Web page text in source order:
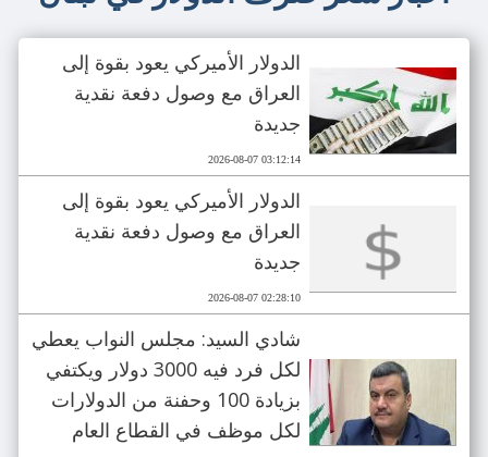
الدولار الأميركي يعود بقوة إلى
العراق مع وصول دفعة نقدية
جديدة
2026-08-07 03:12:14
الدولار الأميركي يعود بقوة إلى
العراق مع وصول دفعة نقدية
جديدة
2026-08-07 02:28:10
شادي السيد: مجلس النواب يعطي
لكل فرد فيه 3000 دولار ويكتفي
بزيادة 100 وحفنة من الدولارات
لكل موظف في القطاع العام